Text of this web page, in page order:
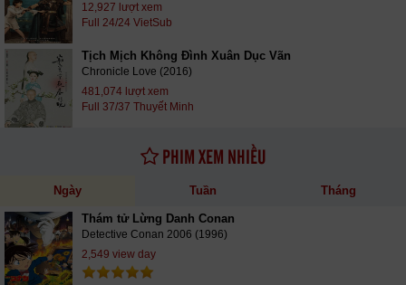
12,927 lượt xem
Full 24/24 VietSub
Tịch Mịch Không Đình Xuân Dục Vãn
Chronicle Love (2016)
481,074 lượt xem
Full 37/37 Thuyết Minh
PHIM XEM NHIỀU
Ngày Tuần Tháng
Thám tử Lừng Danh Conan
Detective Conan 2006 (1996)
2,549 view day